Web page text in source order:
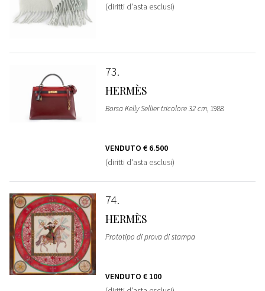
(diritti d'asta esclusi)
73
HERMÈS
Borsa Kelly Sellier tricolore 32 cm, 1988
VENDUTO € 6.500
(diritti d'asta esclusi)
74
HERMÈS
Prototipo di prova di stampa
VENDUTO € 100